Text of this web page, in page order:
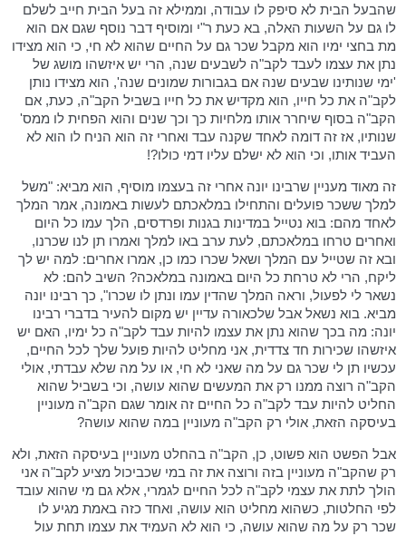
שהבעל הבית לא סיפק לו עבודה, וממילא זה בעל הבית חייב לשלם
לו גם על השעות האלה, בא כעת ר"י ומוסיף דבר נוסף שגם אם הוא
מת בחצי ימיו הוא מקבל שכר גם על החיים שהוא לא חי, כי הוא מצידו
נתן את עצמו לעבד לקב"ה לשבעים שנה, הרי יש איזשהו מושג של
'ימי שנותינו שבעים שנה אם בגבורות שמונים שנה', הוא מצידו נותן
לקב"ה את כל חייו, הוא מקדיש את כל חייו בשביל הקב"ה, כעת, אם
הקב"ה בסוף שיחרר אותו מלחיות כך וכך שנים והוא הפחית לו ממס'
שנותיו, אז זה דומה לאחד שקנה עבד ואחרי זה הוא הניח לו הוא לא
העביד אותו, וכי הוא לא ישלם עליו דמי כולו?!
זה מאוד מעניין שרבינו יונה אחרי זה בעצמו מוסיף, הוא מביא: "משל
למלך ששכר פועלים והתחילו במלאכתם לעשות באמונה, אמר המלך
לאחד מהם: בוא נטייל במדינות בגנות ופרדסים, הלך עמו כל היום
ואחרים טרחו במלאכתם, לעת ערב באו למלך ואמרו תן לנו שכרנו,
ובא זה שטייל עם המלך ושאל שכרו כמו כן, אמרו אחרים: למה יש לך
ליקח, הרי לא טרחת כל היום באמונה במלאכה? השיב להם: לא
נשאר לי לפעול, וראה המלך שהדין עמו ונתן לו שכרו", כך רבינו יונה
מביא. בוא נשאל אבל שלכאורה עדיין יש מקום להעיר בדברי רבינו
יונה: מה בכך שהוא נתן את עצמו להיות עבד לקב"ה כל ימיו, האם יש
איזשהו שכירות חד צדדית, אני מחליט להיות פועל שלך לכל החיים,
עכשיו תן לי שכר גם על מה שאני לא חי, או על מה שלא עבדתי, אולי
הקב"ה רוצה ממנו רק את המעשים שהוא עושה, וכי בשביל שהוא
החליט להיות עבד לקב"ה כל החיים זה אומר שגם הקב"ה מעוניין
בעיסקה הזאת, אולי רק הקב"ה מעוניין במה שהוא עושה?
אבל הפשט הוא פשוט, כן, הקב"ה בהחלט מעוניין בעיסקה הזאת, ולא
רק שהקב"ה מעוניין בזה ורוצה את זה במי שכביכול מציע לקב"ה אני
הולך לתת את עצמי לקב"ה לכל החיים לגמרי, אלא גם מי שהוא עובד
לפי החלטות, כשהוא מחליט הוא עושה, ואחד כזה באמת מגיע לו
שכר רק על מה שהוא עושה, כי הוא לא העמיד את עצמו תחת עול